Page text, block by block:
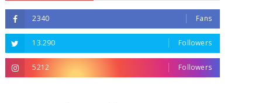
2340 Fans
13.290 Followers
5212 Followers